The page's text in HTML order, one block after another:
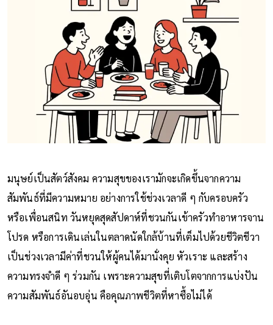
มนุษย์เป็นสัตว์สังคม ความสุขของเรามักจะเกิดขึ้นจากความ
สัมพันธ์ที่มีความหมาย อย่างการใช้ช่วงเวลาดี ๆ กับครอบครัว
หรือเพื่อนสนิท วันหยุดสุดสัปดาห์ที่ชวนกันเข้าครัวทำอาหารจาน
โปรด หรือการเดินเล่นในตลาดนัดใกล้บ้านที่เต็มไปด้วยชีวิตชีวา
เป็นช่วงเวลามีค่าที่ชวนให้ผู้คนได้มานั่งคุย หัวเราะ และสร้าง
ความทรงจำดี ๆ ร่วมกัน เพราะความสุขที่เติบโตจากการแบ่งปัน
ความสัมพันธ์อันอบอุ่น คือคุณภาพชีวิตที่หาซื้อไม่ได้